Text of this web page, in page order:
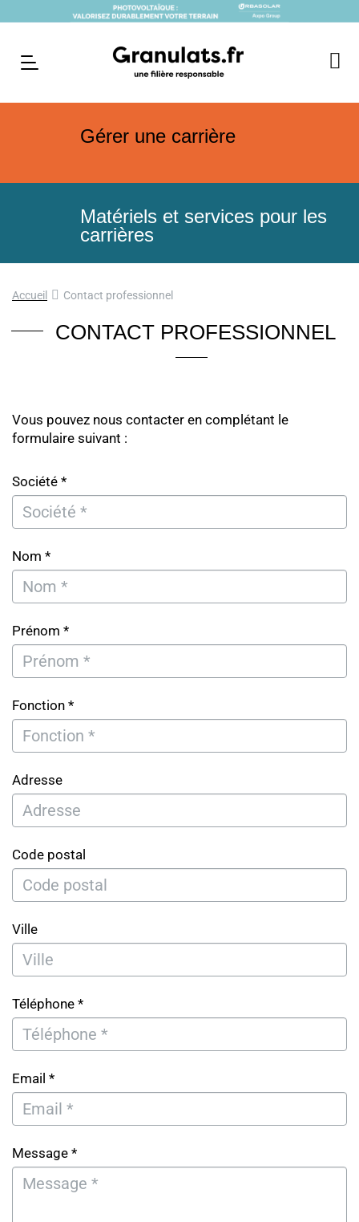
Gérer une carrière
Matériels et services pour les
carrières
Accueil Contact professionnel
CONTACT PROFESSIONNEL
Vous pouvez nous contacter en complétant le
formulaire suivant :
Société *
Nom *
Prénom *
Fonction *
Adresse
Code postal
Ville
Téléphone *
Email *
Message *